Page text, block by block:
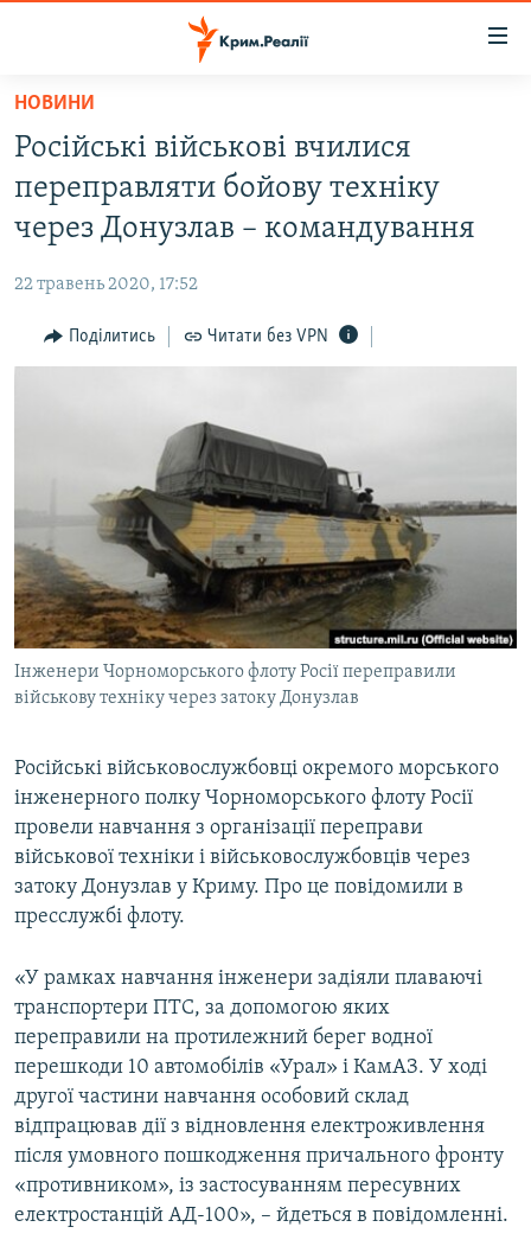
Перейти
основного
матеріалу
Перейти
основної
навігації
Перейти
до
ВІДЕО ТА ФОТО
БЛОГИ
ПОГЛЯД
СПЕЦПРОЕКТИ
ДЕПОРТАЦІЯ
ВІДЕОУРОКИ «ELIFBE»
СВІДЧЕННЯ ОКУПАЦІЇ
УКРАЇНСЬКА ПРОБЛЕМА КРИМУ
ІНФОГРАФІКА
ЯК ОБІЙТИ БЛОКУВАННЯ
Русский
Qırımtatar
ДОЛУЧАЙСЯ!
Усі сайти RFE/RL
НОВИНИ
Російські військові вчилися
переправляти бойову техніку
через Донузлав – командування
22 травень 2020, 17:52
Поділитись Читати без VPN
Інженери Чорноморського флоту Росії переправили
військову техніку через затоку Донузлав
Російські військовослужбовці окремого морського
інженерного полку Чорноморського флоту Росії
провели навчання з організації переправи
військової техніки і військовослужбовців через
затоку Донузлав у Криму. Про це повідомили в
пресслужбі флоту.
«У рамках навчання інженери задіяли плаваючі
транспортери ПТС, за допомогою яких
переправили на протилежний берег водної
перешкоди 10 автомобілів «Урал» і КамАЗ. У ході
другої частини навчання особовий склад
відпрацював дії з відновлення електроживлення
після умовного пошкодження причального фронту
«противником», із застосуванням пересувних
електростанцій АД-100», – йдеться в повідомленні.